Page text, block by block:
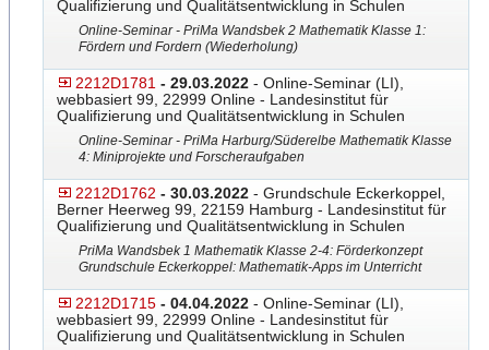
Qualifizierung und Qualitätsentwicklung in Schulen
Online-Seminar - PriMa Wandsbek 2 Mathematik Klasse 1:
Fördern und Fordern (Wiederholung)
2212D1781 - 29.03.2022 - Online-Seminar (LI),
webbasiert 99, 22999 Online - Landesinstitut für
Qualifizierung und Qualitätsentwicklung in Schulen
Online-Seminar - PriMa Harburg/Süderelbe Mathematik Klasse
4: Miniprojekte und Forscheraufgaben
2212D1762 - 30.03.2022 - Grundschule Eckerkoppel,
Berner Heerweg 99, 22159 Hamburg - Landesinstitut für
Qualifizierung und Qualitätsentwicklung in Schulen
PriMa Wandsbek 1 Mathematik Klasse 2-4: Förderkonzept
Grundschule Eckerkoppel: Mathematik-Ap​ps im Unterricht
2212D1715 - 04.04.2022 - Online-Seminar (LI),
webbasiert 99, 22999 Online - Landesinstitut für
Qualifizierung und Qualitätsentwicklung in Schulen